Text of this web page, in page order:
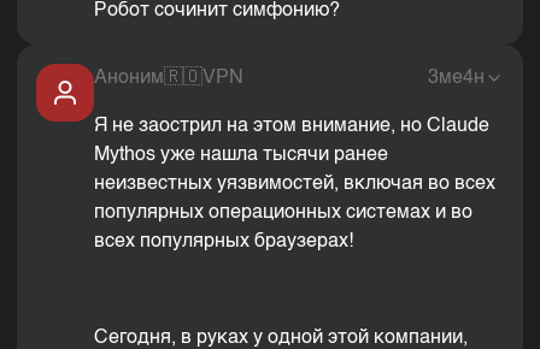
Робот сочинит симфонию?
Аноним🇷🇴VPN 3ме4н
Я не заострил на этом внимание, но Claude
Mythos уже нашла тысячи ранее
неизвестных уязвимостей, включая во всех
популярных операционных системах и во
всех популярных браузерах!
Сегодня, в руках у одной этой компании,